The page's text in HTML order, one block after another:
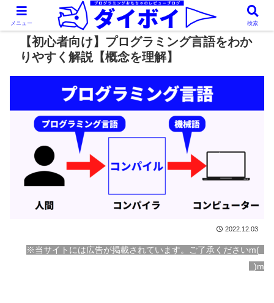
【初心者向け】プログラミング言語をわか
りやすく解説【概念を理解】
2022.12.03
※当サイトには広告が掲載されています。ご了承くださいm(_
_)m
メニュー 検索